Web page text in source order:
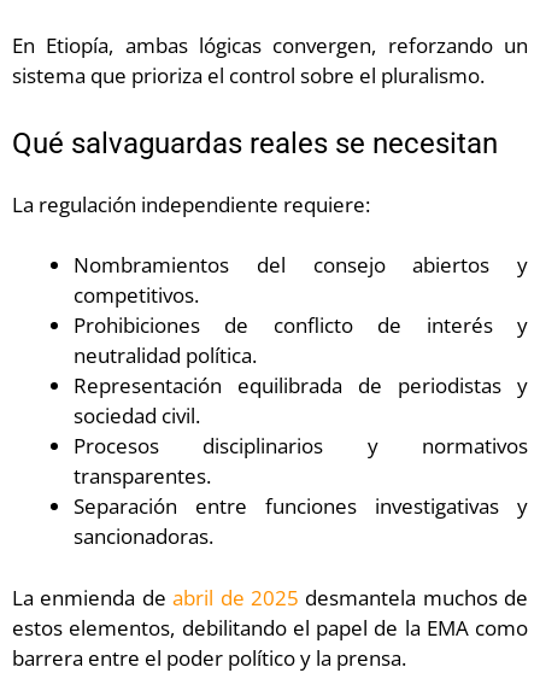
En Etiopía, ambas lógicas convergen, reforzando un
sistema que prioriza el control sobre el pluralismo.
Qué salvaguardas reales se necesitan
La regulación independiente requiere:
Nombramientos del consejo abiertos y
competitivos.
Prohibiciones de conflicto de interés y
neutralidad política.
Representación equilibrada de periodistas y
sociedad civil.
Procesos disciplinarios y normativos
transparentes.
Separación entre funciones investigativas y
sancionadoras.
La enmienda deabril de 2025 desmantela muchos de
estos elementos, debilitando el papel de la EMA como
barrera entre el poder político y la prensa.